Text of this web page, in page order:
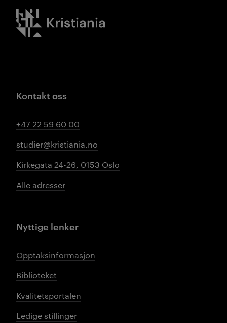
Kristiania logo
Kontakt oss
+47 22 59 60 00
studier@kristiania.no
Kirkegata 24-26, 0153 Oslo
Alle adresser
Nyttige lenker
Opptaksinformasjon
Biblioteket
Kvalitetsportalen
Ledige stillinger